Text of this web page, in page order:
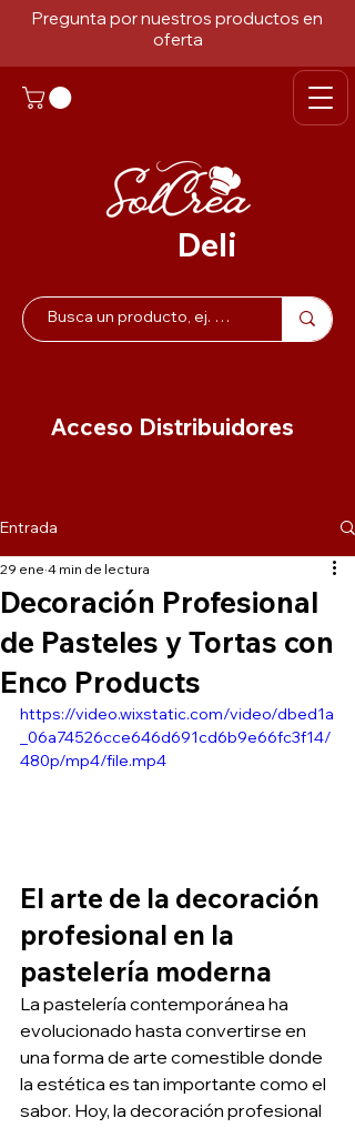
Pregunta por nuestros productos en
oferta
Deli
Acceso Distribuidores
Entrada
Decoración Profesional
de Pasteles y Tortas con
Enco Products
29 ene 4 min de lectura
https://video.wixstatic.com/video/dbed1a
_06a74526cce646d691cd6b9e66fc3f14/
480p/mp4/file.mp4
El arte de la decoración
profesional en la
pastelería moderna
La pastelería contemporánea ha
evolucionado hasta convertirse en
una forma de arte comestible donde
la estética es tan importante como el
sabor. Hoy, la decoración profesional